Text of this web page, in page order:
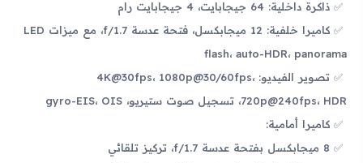
ذاكرة داخلية: 64 جيجابايت، 4 جيجابايت رام
كاميرا خلفية: 12 ميجابكسل، فتحة عدسة f/1.7، مع ميزات LED
flash، auto-HDR، panorama
تصوير الفيديو: 4K@30fps، 1080p@30/60fps،
720p@240fps، HDR، تسجيل صوت ستيريو، gyro-EIS، OIS
كاميرا أمامية:
8 ميجابكسل بفتحة عدسة f/1.7، تركيز تلقائي